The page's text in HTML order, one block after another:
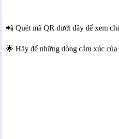
📲 Quét mã QR dưới đây để xem
🌟 Hãy để những dòng cảm xúc